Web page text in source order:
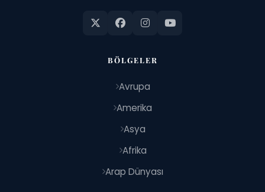
BÖLGELER
Avrupa
Amerika
Asya
Afrika
Arap Dünyası